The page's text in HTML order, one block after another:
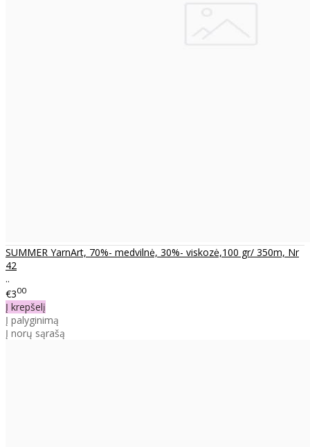
SUMMER YarnArt, 70%- medvilnė, 30%- viskozė,100 gr/ 350m, Nr
42
..
€300
Į krepšelį
Į palyginimą
Į norų sąrašą